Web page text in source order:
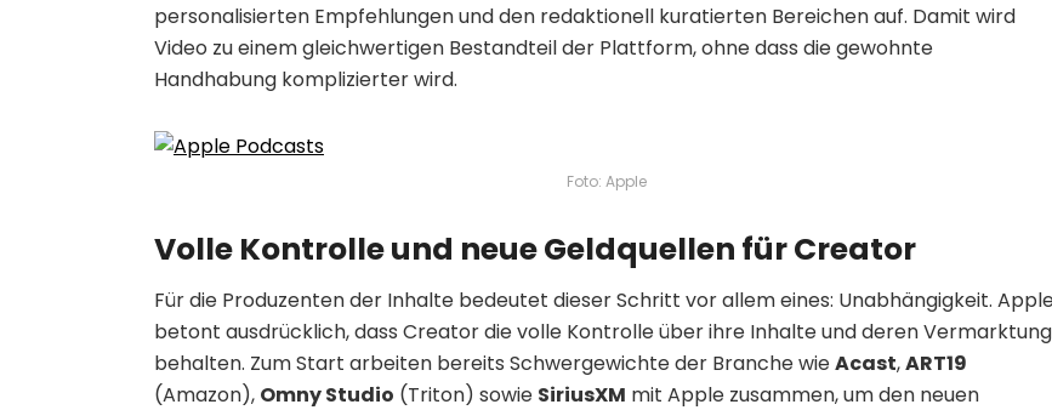
personalisierten Empfehlungen und den redaktionell kuratierten Bereichen auf. Damit wird
Video zu einem gleichwertigen Bestandteil der Plattform, ohne dass die gewohnte
Handhabung komplizierter wird.
Foto: Apple
Volle Kontrolle und neue Geldquellen für Creator
Für die Produzenten der Inhalte bedeutet dieser Schritt vor allem eines: Unabhängigkeit.
betont ausdrücklich, dass Creator die volle Kontrolle über ihre Inhalte und deren Vermarktung
behalten. Zum Start arbeiten bereits Schwergewichte der Branche wieAcast,ART19
(Amazon), Omny Studio (Triton) sowie SiriusXM mit Apple zusammen, um den neuen